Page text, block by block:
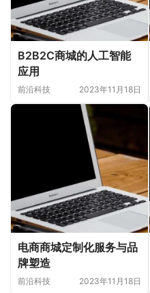
B2B2C商城的人工智能
应用
前沿科技 2023年11月18日
电商商城定制化服务与品
牌塑造
前沿科技 2023年11月18日